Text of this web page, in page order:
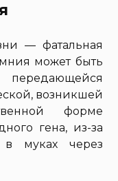
— фатальная
может быть
возникшей
форме
гена, из-за
в муках через